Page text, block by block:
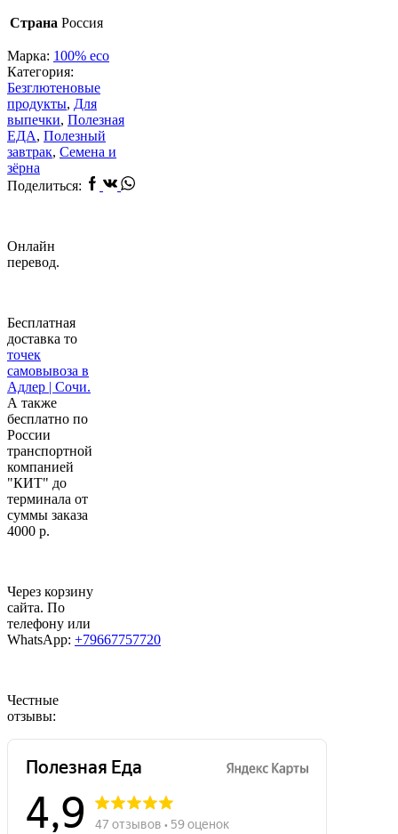
Страна Россия
Марка: 100% eco
Категория:
Безглютеновые
продукты, Для
выпечки, Полезная
ЕДА, Полезный
завтрак, Семена и
зёрна
Поделиться: Facebook
Vk Whatsapp
Онлайн
перевод.
Бесплатная
доставка то
точек
самовывоза в
Адлер | Сочи.
А также
бесплатно по
России
транспортной
компанией
"КИТ" до
терминала от
суммы заказа
4000 р.
Через корзину
сайта. По
телефону или
WhatsApp: +79667757720
Честные
отзывы: